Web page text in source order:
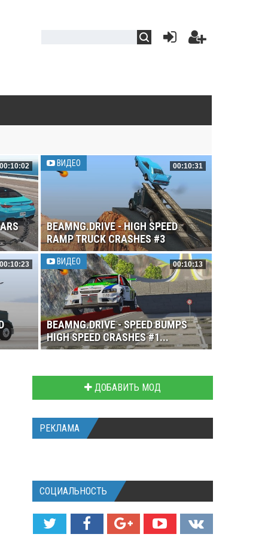
00:10:02 ВИДЕО 00:10:31
BEAMNG.DRIVE - HIGH SPEED
RAMP TRUCK CRASHES #3
00:10:23 ВИДЕО 00:10:13
BEAMNG.DRIVE - SPEED BUMPS
HIGH SPEED CRASHES #1...
ДОБАВИТЬ МОД
РЕКЛАМА
СОЦИАЛЬНОСТЬ